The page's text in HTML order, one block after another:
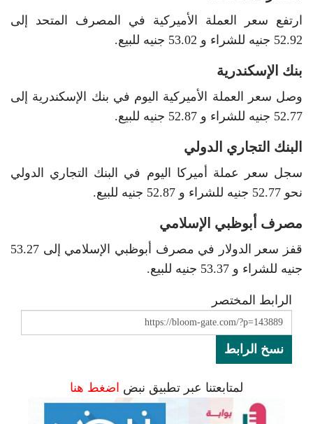
ارتفع سعر العملة الأميركية في المصرف المتحد إلى
52.92 جنيه للشراء و 53.02 جنيه للبيع.
بنك الإسكندرية
وصل سعر العملة الأميركية اليوم في بنك الإسكندرية إلى
52.77 جنيه للشراء و 52.87 جنيه للبيع.
البنك التجاري الدولي
سجل سعر عملة أميركا اليوم في البنك التجاري الدولي
نحو 52.77 جنيه للشراء و 52.87 جنيه للبيع.
مصرف أبوظبي الإسلامي
قفز سعر الدولار في مصرف أبوظبي الإسلامي إلى 53.27
جنيه للشراء و 53.37 جنيه للبيع.
الرابط المختصر
نسخ الرابط
لمتابعتنا عبر تطبيق نبض اضغط هنا